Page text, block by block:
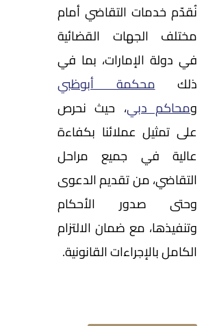
نُقدّم خدمات التقاضي أمام
مختلف الجهات القضائية
في دولة الإمارات، بما في
ذلكمحكمة أبوظبي
ومحاكم دبي، حيث نحرص
على تمثيل عملائنا بكفاءة
عالية في جميع مراحل
التقاضي، من تقديم الدعوى
وحتى صدور الأحكام
وتنفيذها، مع ضمان الالتزام
الكامل بالإجراءات القانونية.